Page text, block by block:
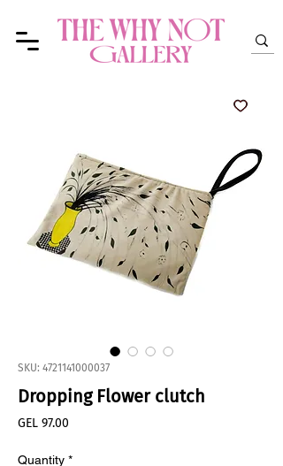
SKU: 4721141000037
Dropping Flower clutch
GEL 97.00
Quantity *